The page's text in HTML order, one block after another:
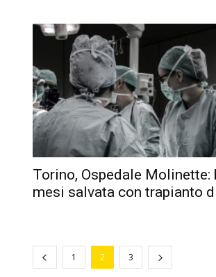
Torino, Ospedale Molinette:
mesi salvata con trapianto
1 2 3